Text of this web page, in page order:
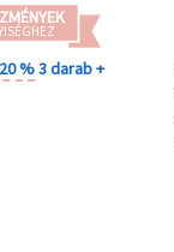
%3 darab +